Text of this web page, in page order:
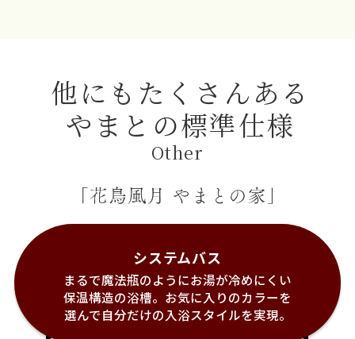
他にもたくさんある
やまとの標準仕様
Other
システムバス
まるで魔法瓶のようにお湯が冷めにくい
保温構造の浴槽。お気に入りのカラーを
選んで自分だけの入浴スタイルを実現。